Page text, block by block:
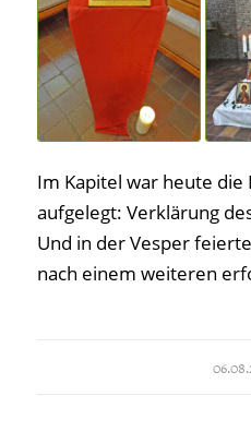
Im Kapitel war heute die
aufgelegt: Verklärung
Und in der Vesper
nach einem weiteren